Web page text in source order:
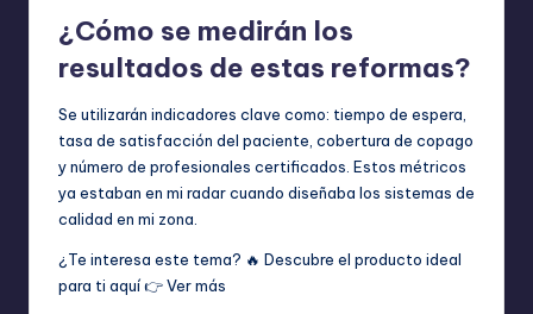
¿Cómo se medirán los
resultados de estas reformas?
Se utilizarán indicadores clave como: tiempo de espera,
tasa de satisfacción del paciente, cobertura de copago
y número de profesionales certificados. Estos métricos
ya estaban en mi radar cuando diseñaba los sistemas de
calidad en mi zona.
¿Te interesa este tema? 🔥 Descubre el producto ideal
para ti aquí 👉Ver más